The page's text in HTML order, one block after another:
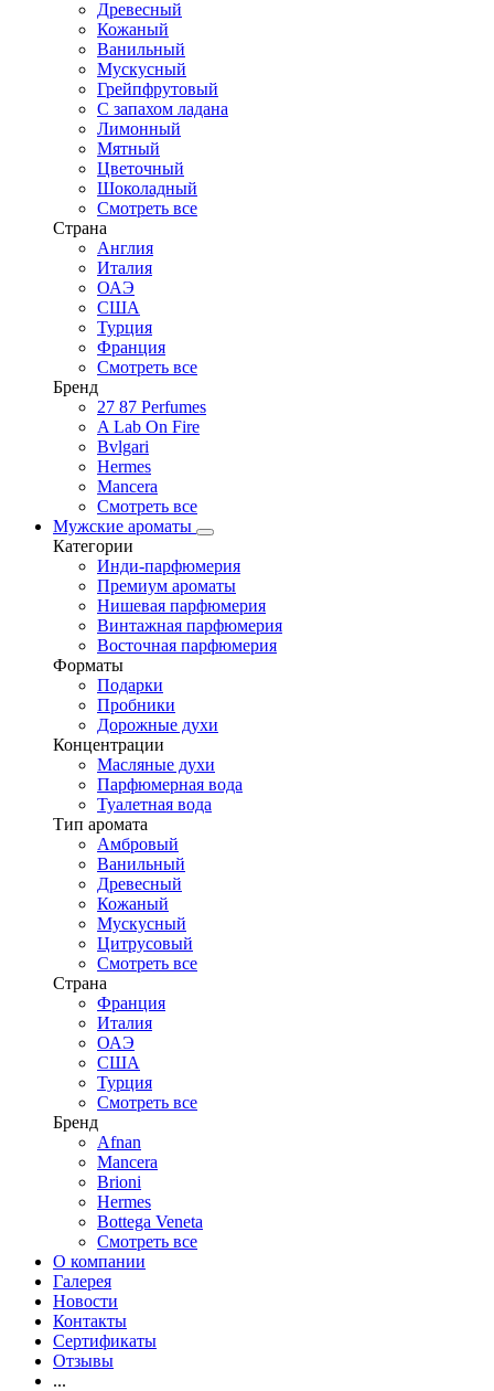
Древесный
Кожаный
Ванильный
Мускусный
Грейпфрутовый
С запахом ладана
Лимонный
Мятный
Цветочный
Шоколадный
Смотреть все
Страна
Англия
Италия
ОАЭ
США
Турция
Франция
Смотреть все
Бренд
27 87 Perfumes
A Lab On Fire
Bvlgari
Hermes
Mancera
Смотреть все
Мужские ароматы
Категории
Инди-парфюмерия
Премиум ароматы
Нишевая парфюмерия
Винтажная парфюмерия
Восточная парфюмерия
Форматы
Подарки
Пробники
Дорожные духи
Концентрации
Масляные духи
Парфюмерная вода
Туалетная вода
Тип аромата
Амбровый
Ванильный
Древесный
Кожаный
Мускусный
Цитрусовый
Смотреть все
Страна
Франция
Италия
ОАЭ
США
Турция
Смотреть все
Бренд
Afnan
Mancera
Brioni
Hermes
Bottega Veneta
Смотреть все
О компании
Галерея
Новости
Контакты
Сертификаты
Отзывы
...